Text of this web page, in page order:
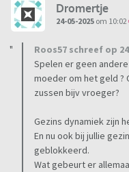
Dromertje
24-05-2025 om 10:02
Roos57 schreef op
Spelen er geen
moeder om het geld ?
zussen bijv vroeger?
Gezins dynamiek zijn
En nu ook bij jullie
geblokkeerd.
Wat gebeurt er